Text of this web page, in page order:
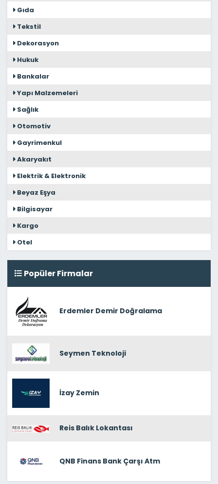
Gıda
Tekstil
Dekorasyon
Hukuk
Bankalar
Yapı Malzemeleri
Sağlık
Otomotiv
Gayrimenkul
Akaryakıt
Elektrik & Elektronik
Beyaz Eşya
Bilgisayar
Kargo
Otel
Popüler Firmalar
Erdemler Demir Doğralama
Seymen Teknoloji
İzay Zemin
Reis Balık Lokantası
QNB Finans Bank Çarşı Atm